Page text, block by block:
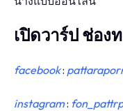
เปิดวาร์ป ช่อง
facebook:
instagram: fon_pattrp